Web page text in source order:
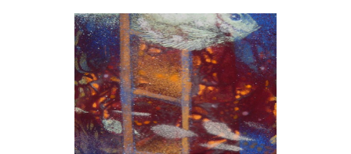
Téma a hal